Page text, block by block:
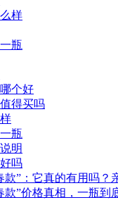
样
瓶
个好
得买吗
瓶
明
吗
”：它真的有用吗？
”价格真相，一瓶到